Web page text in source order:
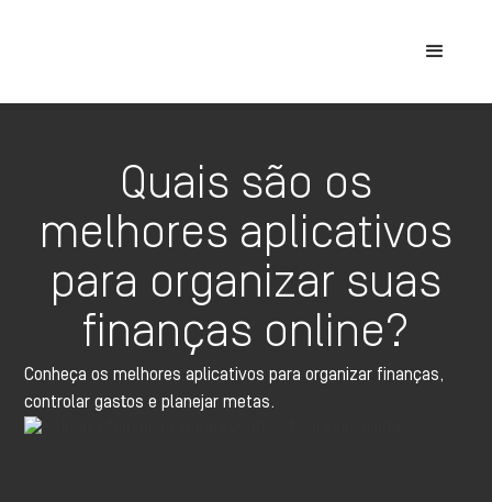
Quais são os
melhores aplicativos
para organizar suas
finanças online?
Conheça os melhores aplicativos para organizar finanças,
controlar gastos e planejar metas.